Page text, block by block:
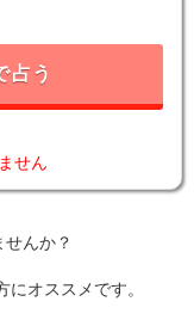
占う
せん
んか？
にオススメです。